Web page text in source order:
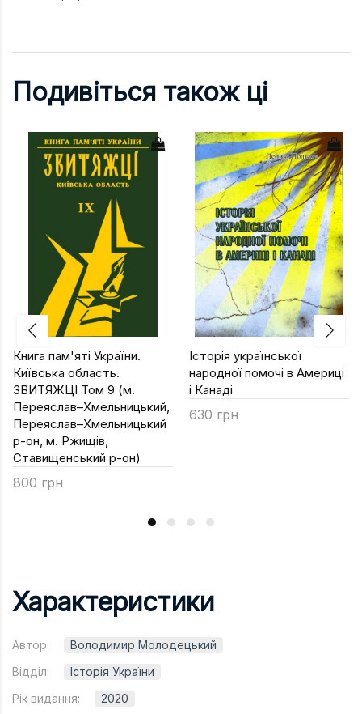
Подивіться також ці
Книга пам'яті України.
Київська область.
ЗВИТЯЖЦІ Том 9 (м.
Переяслав–Хмельницький,
Переяслав–Хмельницький
р-он, м. Ржищів,
Ставищенський р-он)
800 грн
Історія української
народної помочі в Америці
і Канаді
630 грн
Характеристики
Автор:
Володимир Молодецький
Відділ:
Історія України
Рік видання:
2020